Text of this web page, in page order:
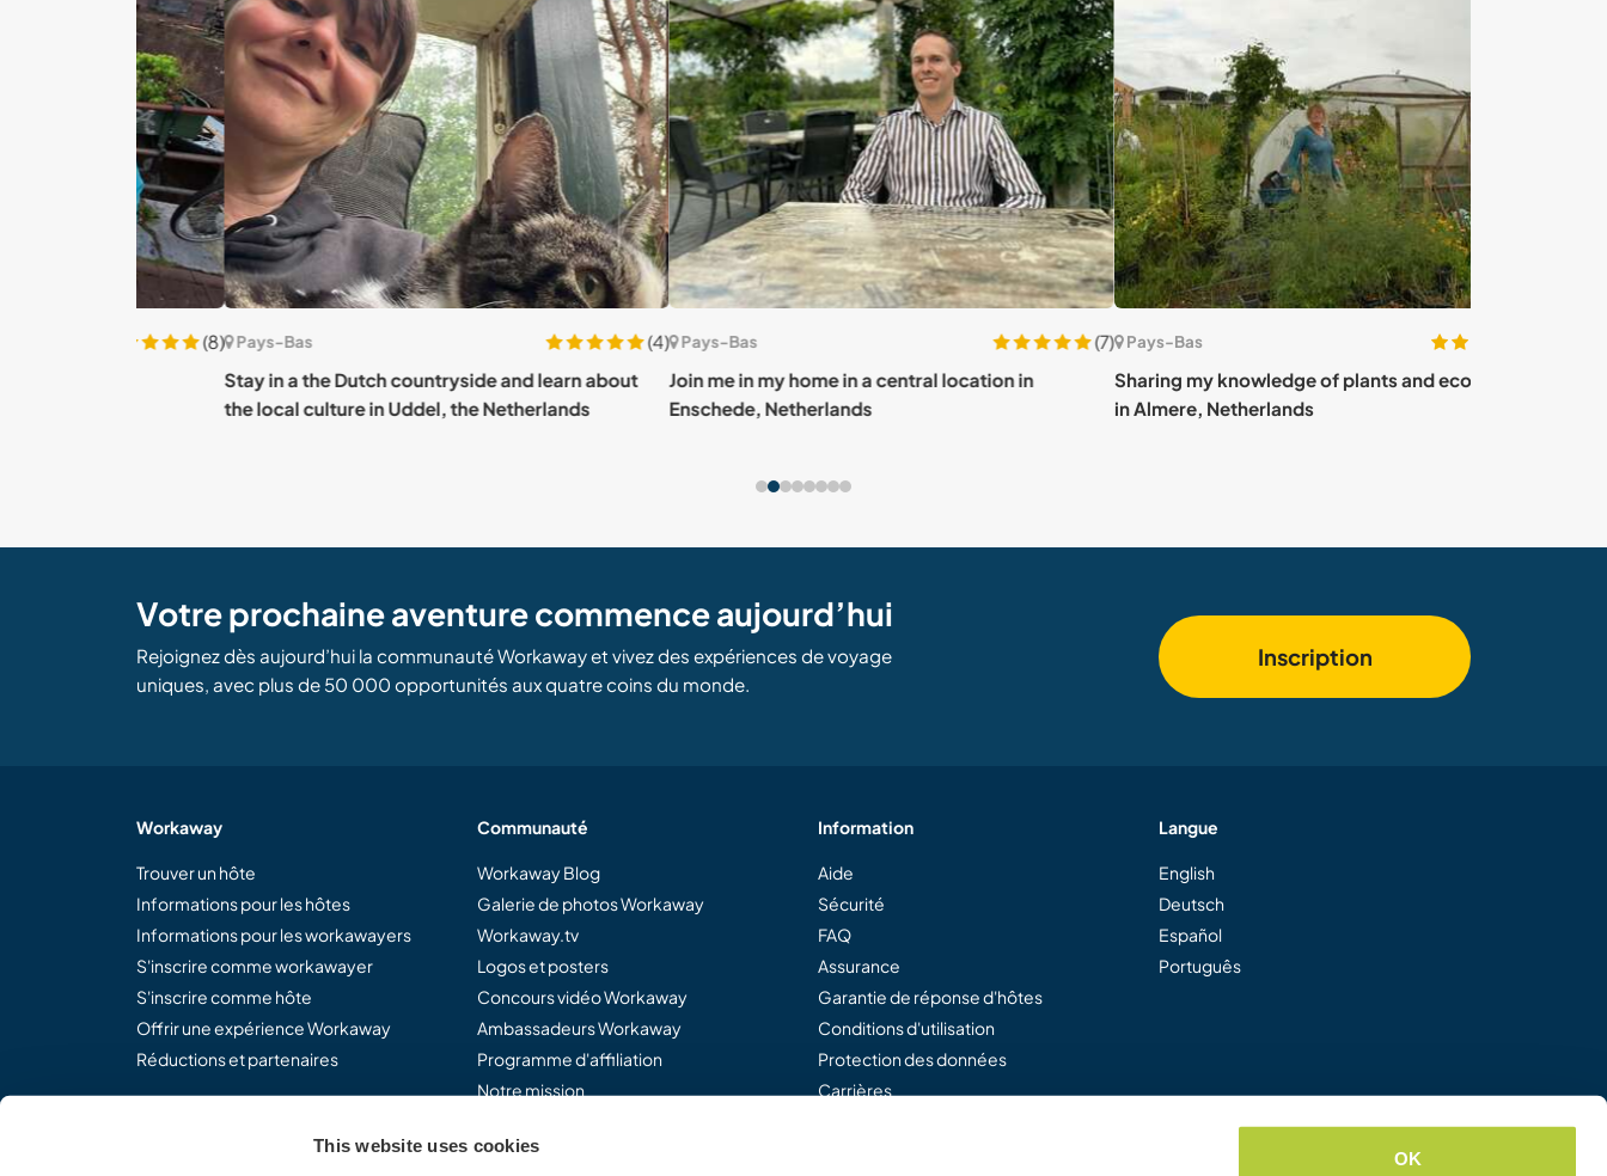
This website uses cookies
OK
Pays-Bas
(4)
Stay in a the Dutch countryside and learn about
the local culture in Uddel, the Netherlands
Pays-Bas
(7)
Join me in my home in a central location in
Enschede, Netherlands
Pays-Bas
(17)
Sharing my knowledge of plants and eco projects
in Almere, Netherlands
Votre prochaine aventure commence aujourd’hui
Rejoignez dès aujourd’hui la communauté Workaway et vivez des expériences de voyage
uniques, avec plus de 50 000 opportunités aux quatre coins du monde.
Inscription
Workaway
Trouver un hôte
Informations pour les hôtes
Informations pour les workawayers
S'inscrire comme workawayer
S'inscrire comme hôte
Offrir une expérience Workaway
Réductions et partenaires
Communauté
Workaway Blog
Galerie de photos Workaway
Workaway.tv
Logos et posters
Concours vidéo Workaway
Ambassadeurs Workaway
Programme d'affiliation
Notre mission
Information
Aide
Sécurité
FAQ
Assurance
Garantie de réponse d'hôtes
Conditions d'utilisation
Protection des données
Carrières
Langue
English
Deutsch
Español
Português